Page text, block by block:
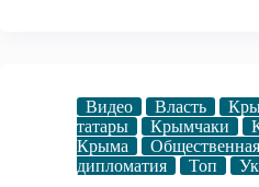
Видео Власть
татары
Крымчаки
Крыма
Общественная
дипломатия
Топ